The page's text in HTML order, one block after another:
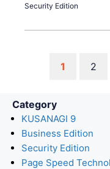
Security Edition
ペ
1
ペ
2
Category
KUSANAGI 9
Business Edition
Security Edition
Page Speed